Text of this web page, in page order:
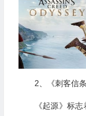
2、《刺客信
《起源》标